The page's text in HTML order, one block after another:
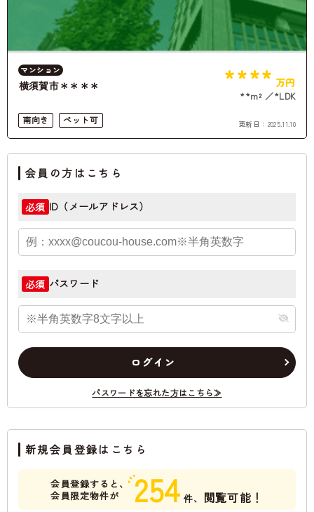
マンション
横須賀市＊＊＊＊ **** 万円
**m²
*LDK
南向き
ペット可 更新日： 2025.11.10
会員の方はこちら
必須 ID（メールアドレス）
必須 パスワード
ログイン
パスワードを忘れた方はこちら≫
新規会員登録はこちら
会員登録すると、
会員限定物件が
254 件、 閲覧可能！